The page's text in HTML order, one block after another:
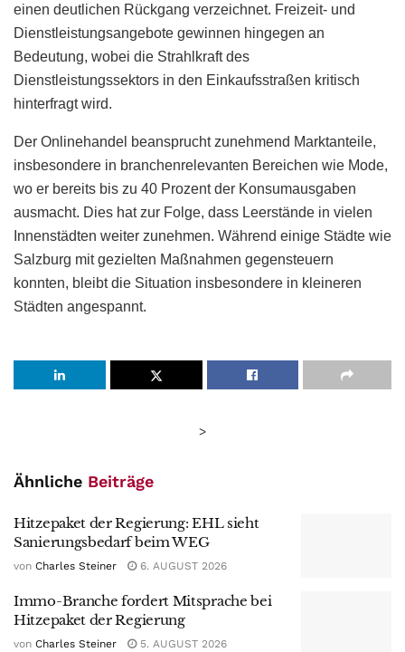
einen deutlichen Rückgang verzeichnet. Freizeit- und
Dienstleistungsangebote gewinnen hingegen an
Bedeutung, wobei die Strahlkraft des
Dienstleistungssektors in den Einkaufsstraßen kritisch
hinterfragt wird.
Der Onlinehandel beansprucht zunehmend Marktanteile,
insbesondere in branchenrelevanten Bereichen wie Mode,
wo er bereits bis zu 40 Prozent der Konsumausgaben
ausmacht. Dies hat zur Folge, dass Leerstände in vielen
Innenstädten weiter zunehmen. Während einige Städte wie
Salzburg mit gezielten Maßnahmen gegensteuern
konnten, bleibt die Situation insbesondere in kleineren
Städten angespannt.
>
Ähnliche Beiträge
Hitzepaket der Regierung: EHL sieht
Sanierungsbedarf beim WEG
von Charles Steiner 6. AUGUST 2026
Immo-Branche fordert Mitsprache bei
Hitzepaket der Regierung
von Charles Steiner 5. AUGUST 2026